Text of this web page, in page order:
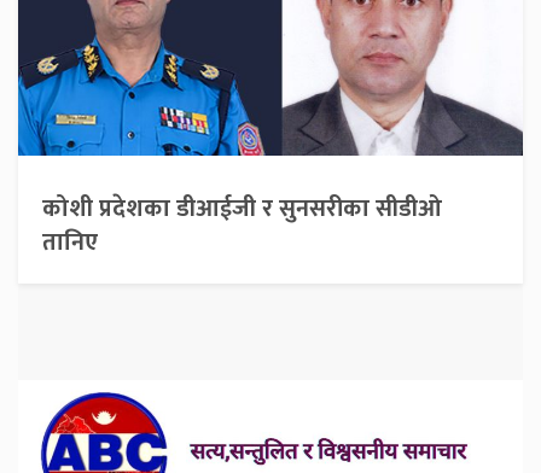
कोशी प्रदेशका डीआईजी र सुनसरीका सीडीओ
तानिए